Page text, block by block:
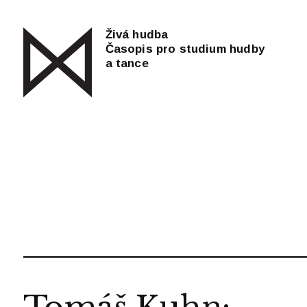
Živá hudba
Časopis pro studium hudby
a tance